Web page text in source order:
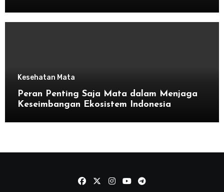
Kesehatan Mata
Peran Penting Saja Mata dalam Menjaga
Keseimbangan Ekosistem Indonesia